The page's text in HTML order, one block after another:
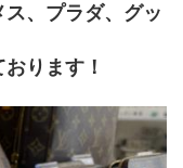
、プラダ、グッ
ります！